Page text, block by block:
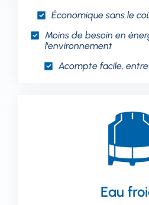
Économique sans le
Moins de besoin en
l'environnement
Acompte facile,
Eau